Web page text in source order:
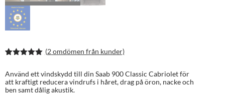
baserat på
kundrecens
ioner
(2omdömen från kunder)
Använd ett vindskydd till din Saab 900 Classic Cabriolet för
att kraftigt reducera vindrufs i håret, drag på öron, nacke och
ben samt dålig akustik.